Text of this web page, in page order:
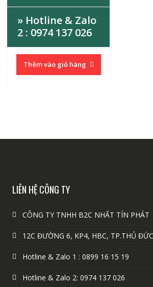
» Hotline & Zalo
2 : 0974 137 026
Thêm vào giỏ hàng
LIÊN HỆ CÔNG TY
CÔNG TY TNHH B2C NHẤT TÍN PHÁT
12C ĐƯỜNG 6, KP4, HBC, TP.THỦ
Hotline & Zalo 1 : 0899 16 15 19
Hotline & Zalo 2: 0974 137 026